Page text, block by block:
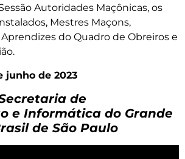
Autoridades Maçônicas, os
Mestres Maçons,
do Quadro de Obreiros e
junho de 2023
de
e Informática do Grande
de São Paulo